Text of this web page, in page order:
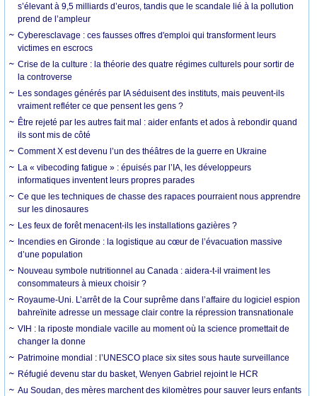
s’élevant à 9,5 milliards d’euros, tandis que le scandale lié à la pollution
prend de l’ampleur
Cyberesclavage : ces fausses offres d'emploi qui transforment leurs
victimes en escrocs
Crise de la culture : la théorie des quatre régimes culturels pour sortir de
la controverse
Les sondages générés par IA séduisent des instituts, mais peuvent-ils
vraiment refléter ce que pensent les gens ?
Être rejeté par les autres fait mal : aider enfants et ados à rebondir quand
ils sont mis de côté
Comment X est devenu l’un des théâtres de la guerre en Ukraine
La « vibecoding fatigue » : épuisés par l’IA, les développeurs
informatiques inventent leurs propres parades
Ce que les techniques de chasse des rapaces pourraient nous apprendre
sur les dinosaures
Les feux de forêt menacent-ils les installations gazières ?
Incendies en Gironde : la logistique au cœur de l’évacuation massive
d’une population
Nouveau symbole nutritionnel au Canada : aidera-t-il vraiment les
consommateurs à mieux choisir ?
Royaume-Uni. L’arrêt de la Cour suprême dans l’affaire du logiciel espion
bahreïnite adresse un message clair contre la répression transnationale
VIH : la riposte mondiale vacille au moment où la science promettait de
changer la donne
Patrimoine mondial : l’UNESCO place six sites sous haute surveillance
Réfugié devenu star du basket, Wenyen Gabriel rejoint le HCR
Au Soudan, des mères marchent des kilomètres pour sauver leurs enfants